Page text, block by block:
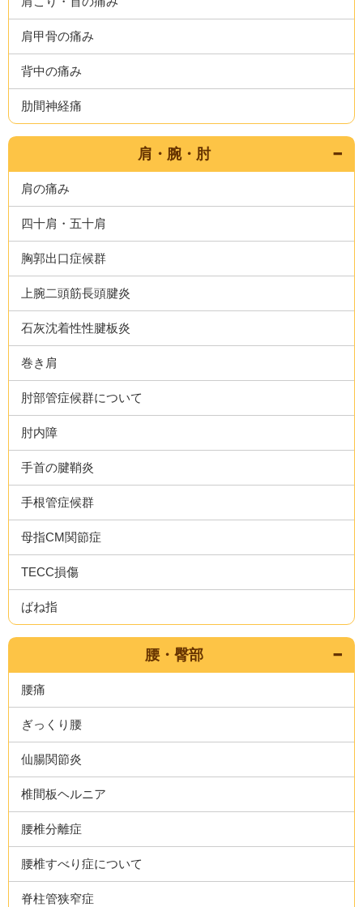
肩甲骨の痛み
背中の痛み
肋間神経痛
肩・腕・肘
肩の痛み
四十肩・五十肩
胸郭出口症候群
上腕二頭筋長頭腱炎
石灰沈着性性腱板炎
巻き肩
肘部管症候群について
肘内障
手首の腱鞘炎
手根管症候群
母指CM関節症
TECC損傷
ばね指
腰・臀部
腰痛
ぎっくり腰
仙腸関節炎
椎間板ヘルニア
腰椎分離症
腰椎すべり症について
脊柱管狭窄症